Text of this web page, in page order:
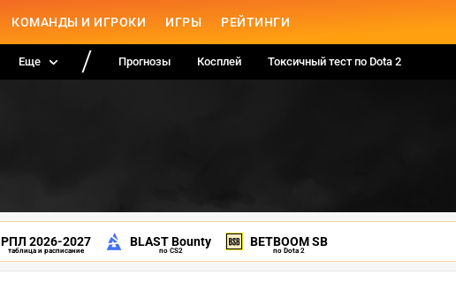
КОМАНДЫ И ИГРОКИ ИГРЫ РЕЙТИНГИ
Еще Прогнозы Косплей Токсичный тест по Dota 2
РПЛ 2026-2027
таблица и расписание
BLAST Bounty
по CS2
BETBOOM SB
по Dota 2